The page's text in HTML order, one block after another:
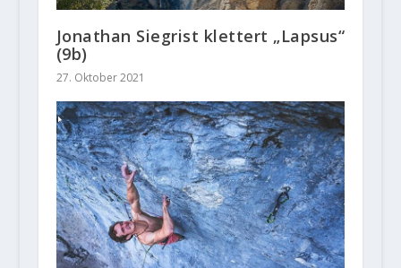
Jonathan Siegrist klettert „Lapsus“
(9b)
27. Oktober 2021